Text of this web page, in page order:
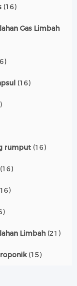
(16)
Gas Limbah
(16)
rumput (16)
(16)
Limbah (21)
(15)